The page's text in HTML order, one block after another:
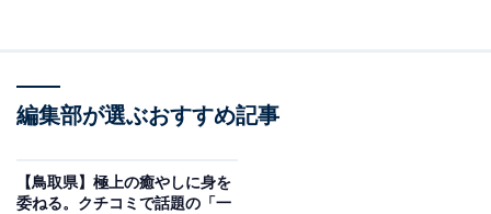
編集部が選ぶおすすめ記事
【鳥取県】極上の癒やしに身を
委ねる。クチコミで話題の「一